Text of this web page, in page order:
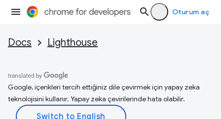
Oturum aç
Docs Lighthouse
Google, içerikleri tercih ettiğiniz dile çevirmek için yapay zeka
teknolojisini kullanır. Yapay zeka çevirilerinde hata olabilir.